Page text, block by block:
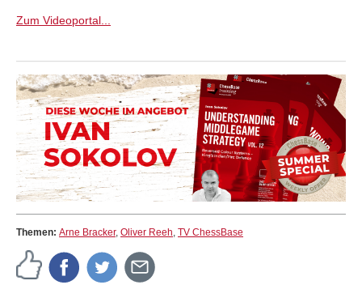
Zum Videoportal...
Themen: Arne Bracker, Oliver Reeh, TV ChessBase